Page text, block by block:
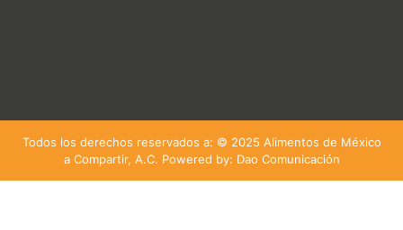
Todos los derechos reservados a: © 2025 Alimentos de México
a Compartir, A.C. Powered by: Dao Comunicación